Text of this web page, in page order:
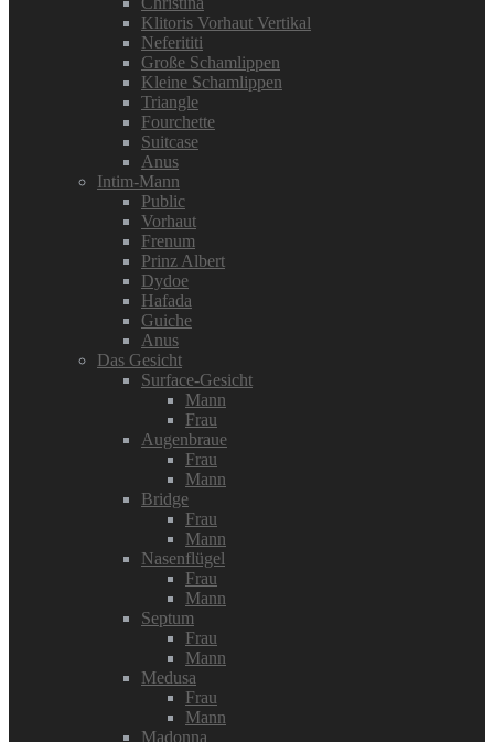
Klitoris Vorhaut Vertikal
Neferititi
Große Schamlippen
Kleine Schamlippen
Triangle
Fourchette
Suitcase
Anus
Intim-Mann
Public
Vorhaut
Frenum
Prinz Albert
Dydoe
Hafada
Guiche
Anus
Das Gesicht
Surface-Gesicht
Mann
Frau
Augenbraue
Frau
Mann
Bridge
Frau
Mann
Nasenflügel
Frau
Mann
Septum
Frau
Mann
Medusa
Frau
Mann
Madonna